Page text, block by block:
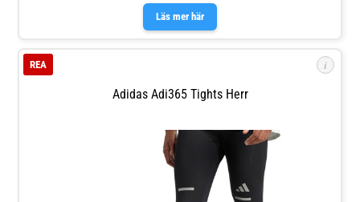
Läs mer här
i
Adidas Adi365 Tights Herr
REA